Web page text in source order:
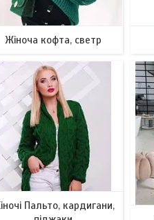
Жіноча кофта, светр
Пальто, кардигани,
78